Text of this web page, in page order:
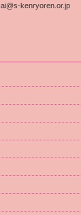
kenryoren.or.jp